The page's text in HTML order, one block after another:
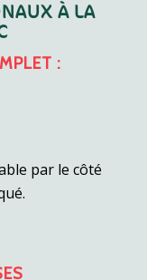
À LA
:
par le côté